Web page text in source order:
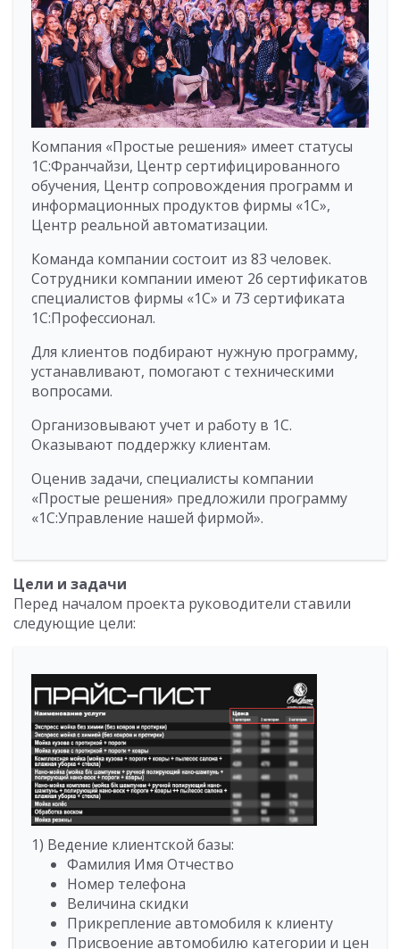
Компания «Простые решения» имеет статусы
1С:Франчайзи, Центр сертифицированного
обучения, Центр сопровождения программ и
информационных продуктов фирмы «1С»,
Центр реальной автоматизации.
Команда компании состоит из 83 человек.
Сотрудники компании имеют 26 сертификатов
специалистов фирмы «1С» и 73 сертификата
1С:Профессионал.
Для клиентов подбирают нужную программу,
устанавливают, помогают с техническими
вопросами.
Организовывают учет и работу в 1С.
Оказывают поддержку клиентам.
Оценив задачи, специалисты компании
«Простые решения» предложили программу
«1С:Управление нашей фирмой».
Цели и задачи
Перед началом проекта руководители ставили
следующие цели:
1) Ведение клиентской базы:
Фамилия Имя Отчество
Номер телефона
Величина скидки
Прикрепление автомобиля к клиенту
Присвоение автомобилю категории и цен